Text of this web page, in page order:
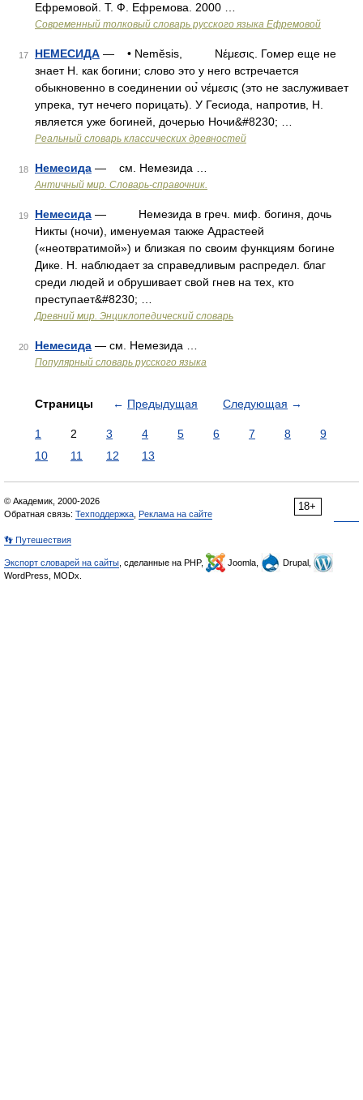
Ефремовой. Т. Ф. Ефремова. 2000 …
Современный толковый словарь русского языка Ефремовой
17 НЕМЕСИДА — • Nemĕsis, Νέμεσις. Гомер еще не
знает Н. как богини; слово это у него встречается
обыкновенно в соединении ου̉ νέμεσις (это не заслуживает
упрека, тут нечего порицать). У Гесиода, напротив, Н.
является уже богиней, дочерью Ночи&#8230; …
Реальный словарь классических древностей
18 Немесида — см. Немезида …
Античный мир. Словарь-справочник.
19 Немесида — Немезида в греч. миф. богиня, дочь
Никты (ночи), именуемая также Адрастеей
(«неотвратимой») и близкая по своим функциям богине
Дике. Н. наблюдает за справедливым распредел. благ
среди людей и обрушивает свой гнев на тех, кто
преступает&#8230; …
Древний мир. Энциклопедический словарь
20 Немесида — см. Немезида …
Популярный словарь русского языка
Страницы ← Предыдущая Следующая →
1 2 3 4 5 6 7 8
9
10
11 12 13
18+
© Академик, 2000-2026
Обратная связь: Техподдержка Реклама на сайте
👣 Путешествия
Экспорт словарей на сайты , сделанные на PHP, Joomla,
Drupal,
WordPress, MODx.